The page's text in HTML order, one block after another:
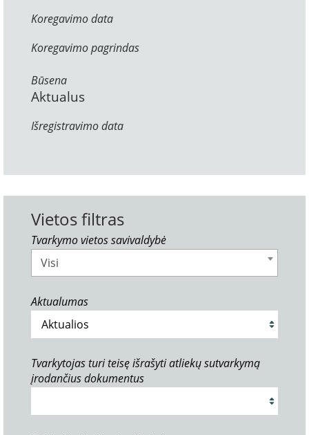
Koregavimo data
Koregavimo pagrindas
Būsena
Aktualus
Išregistravimo data
Vietos filtras
Tvarkymo vietos savivaldybė
Visi
Aktualumas
Tvarkytojas turi teisę išrašyti atliekų sutvarkymą
įrodančius dokumentus